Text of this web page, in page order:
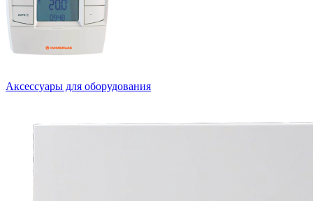
Аксессуары для оборудования